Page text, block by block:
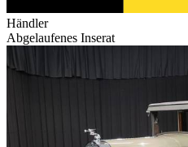
Händler
Abgelaufenes Inserat